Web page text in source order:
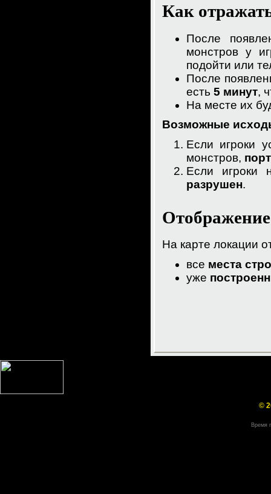
Как
После
монстров у
подойти или
После
есть 5 минут,
На месте их
Возможные
Если игроки
монстров,
Если игроки
разрушен.
На карте локации
все места
уже
©
Время